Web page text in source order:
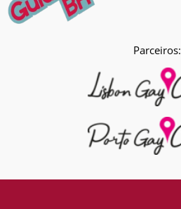
Parceiros: